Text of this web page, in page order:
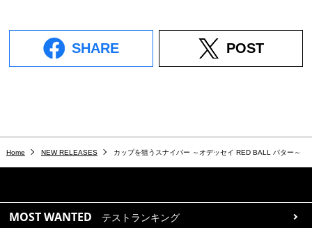
SHARE POST
Home NEW RELEASES カップを狙うスナイパー ～オデッセイ RED BALL パター～
MOST WANTED テストランキング